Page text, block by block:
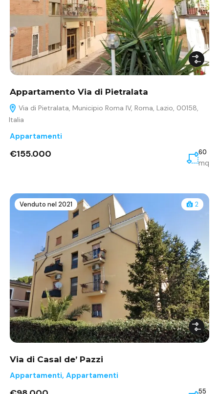
Appartamento Via di Pietralata
Via di Pietralata, Municipio Roma IV, Roma, Lazio, 00158,
Italia
Appartamenti
€155.000 60
mq
Venduto nel 2021 2
Via di Casal de’ Pazzi
Appartamenti, Appartamenti
55